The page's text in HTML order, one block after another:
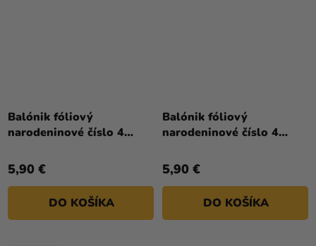
Balónik fóliový
narodeninové číslo 4
5,90 €
DO KOŠÍKA
Balónik fóliový
narodeninové číslo 4
hodnotenie
produktu
5
hviezdičiek.
5,90 €
DO KOŠÍKA